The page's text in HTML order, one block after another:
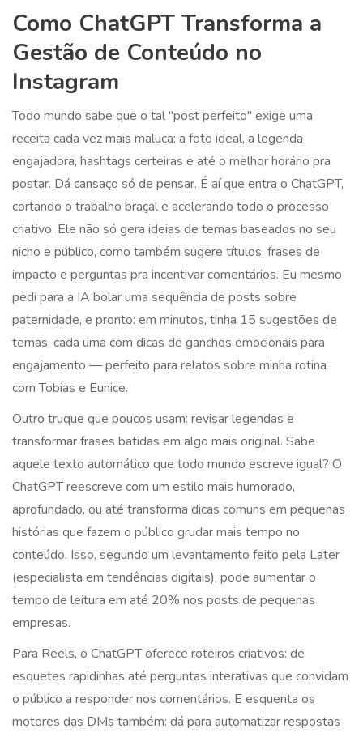
Como ChatGPT Transforma a
Gestão de Conteúdo no
Instagram
Todo mundo sabe que o tal "post perfeito" exige uma
receita cada vez mais maluca: a foto ideal, a legenda
engajadora, hashtags certeiras e até o melhor horário pra
postar. Dá cansaço só de pensar. É aí que entra o ChatGPT,
cortando o trabalho braçal e acelerando todo o processo
criativo. Ele não só gera ideias de temas baseados no seu
nicho e público, como também sugere títulos, frases de
impacto e perguntas pra incentivar comentários. Eu mesmo
pedi para a IA bolar uma sequência de posts sobre
paternidade, e pronto: em minutos, tinha 15 sugestões de
temas, cada uma com dicas de ganchos emocionais para
engajamento — perfeito para relatos sobre minha rotina
com Tobias e Eunice.
Outro truque que poucos usam: revisar legendas e
transformar frases batidas em algo mais original. Sabe
aquele texto automático que todo mundo escreve igual? O
ChatGPT reescreve com um estilo mais humorado,
aprofundado, ou até transforma dicas comuns em pequenas
histórias que fazem o público grudar mais tempo no
conteúdo. Isso, segundo um levantamento feito pela Later
(especialista em tendências digitais), pode aumentar o
tempo de leitura em até 20% nos posts de pequenas
empresas.
Para Reels, o ChatGPT oferece roteiros criativos: de
esquetes rapidinhas até perguntas interativas que convidam
o público a responder nos comentários. E esquenta os
motores das DMs também: dá para automatizar respostas